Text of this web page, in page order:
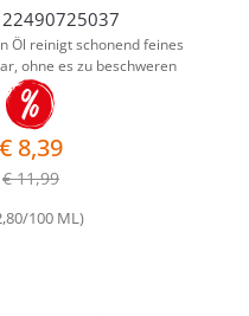
22490725037
Öl reinigt schonend feines
ohne es zu beschweren
€ 11,99
€ 8,39
100 ML)